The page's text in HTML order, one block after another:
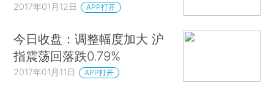
2017年01月12日 APP打开
今日收盘：调整幅度加大 沪
指震荡回落跌0.79%
2017年01月11日 APP打开